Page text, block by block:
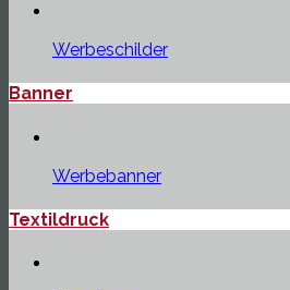
Werbeschilder
Banner
Werbebanner
Textildruck